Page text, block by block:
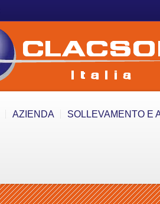
AZIENDA SOLLEVAMENTO E